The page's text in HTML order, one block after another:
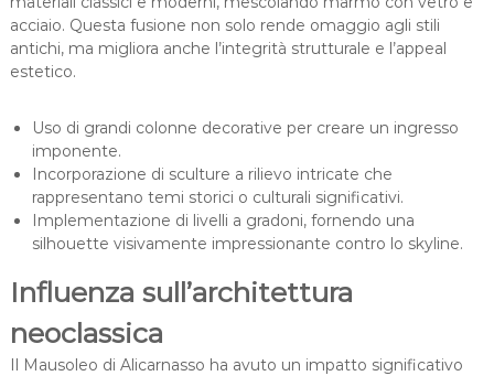
acciaio. Questa fusione non solo rende omaggio agli stili
antichi, ma migliora anche l’integrità strutturale e l’appeal
estetico.
Uso di grandi colonne decorative per creare un ingresso
imponente.
Incorporazione di sculture a rilievo intricate che
rappresentano temi storici o culturali significativi.
Implementazione di livelli a gradoni, fornendo una
silhouette visivamente impressionante contro lo skyline.
Influenza sull’architettura
neoclassica
Il Mausoleo di Alicarnasso ha avuto un impatto significativo